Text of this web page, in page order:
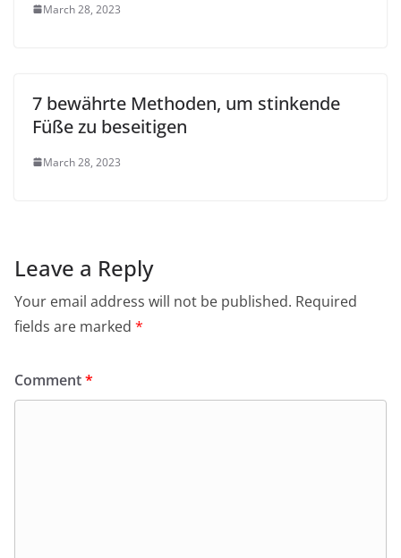
March 28, 2023
7 bewährte Methoden, um stinkende
Füße zu beseitigen
March 28, 2023
Leave a Reply
Your email address will not be published. Required
fields are marked *
Comment*